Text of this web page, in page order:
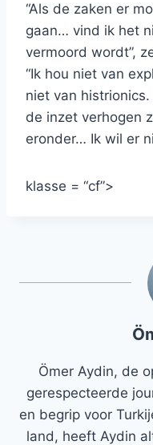
“Als de zaken er
gaan… vind ik het
vermoord wordt”,
“Ik hou niet van
niet van
de inzet verhogen
eronder… Ik wil er
klasse = “cf”>
Ömer Aydin, de
gerespecteerde
en begrip voor
land, heeft Aydin